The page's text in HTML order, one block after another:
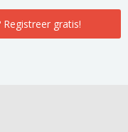
gratis!